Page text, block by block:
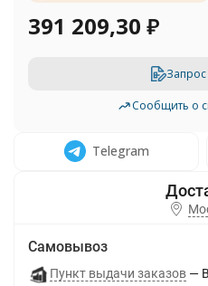
391 209,30 ₽
Запрос
Сообщить о
Telegram
Самовывоз
Пункт выдачи заказов